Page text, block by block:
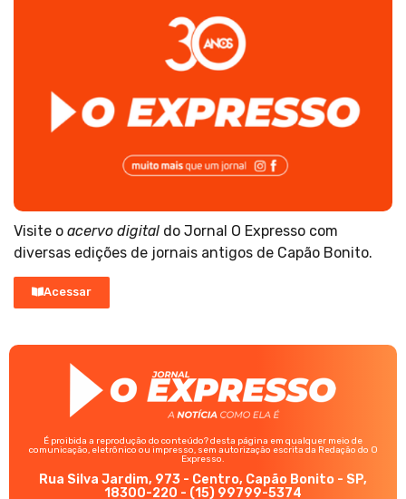
Visite o acervo digital do Jornal O Expresso com
diversas edições de jornais antigos de Capão Bonito.
Acessar
É proibida a reprodução do conteúdo? desta página em qualquer meio de
comunicação, eletrônico ou impresso, sem autorização escrita da Redação do O
Expresso.
Rua Silva Jardim, 973 - Centro, Capão Bonito - SP,
18300-220 - (15) 99799-5374